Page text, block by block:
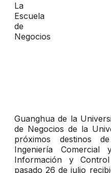
La
Escuela
de
Negocios
Guanghua de la
de Negocios de la
próximos destinos
Ingeniería
Información y
pasado 26 de julio